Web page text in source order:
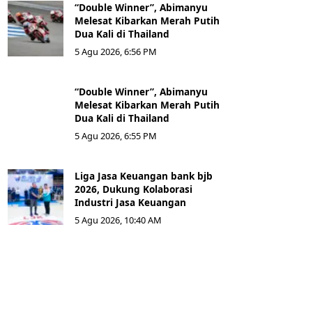
“Double Winner”, Abimanyu
Melesat Kibarkan Merah Putih
Dua Kali di Thailand
5 Agu 2026, 6:56 PM
“Double Winner”, Abimanyu
Melesat Kibarkan Merah Putih
Dua Kali di Thailand
5 Agu 2026, 6:55 PM
Liga Jasa Keuangan bank bjb
2026, Dukung Kolaborasi
Industri Jasa Keuangan
5 Agu 2026, 10:40 AM